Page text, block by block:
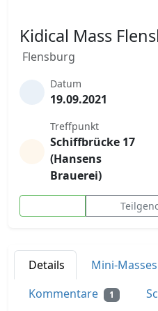
Kidical Mass
Flensburg
Datum
19.09.2021
Treffpunkt
Schiffbrücke 17
(Hansens
Brauerei)
Details Mini-Masses
Kommentare 1